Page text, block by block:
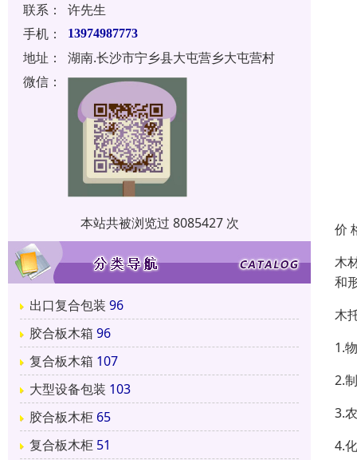
联系：
许先生
手机：
13974987773
地址：
湖南.长沙市宁乡县大屯营乡大屯营村
微信：
本站共被浏览过 8085427 次
出口复合包装 96
胶合板木箱 96
复合板木箱 107
大型设备包装 103
胶合板木柜 65
复合板木柜 51
价
木
和
木
1.
2.
3.
4.